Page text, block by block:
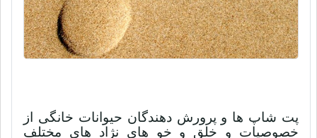
پت شاپ ها و پرورش دهندگان حیوانات خانگی از
خصوصیات و خلق و خو های نژاد های مختلف